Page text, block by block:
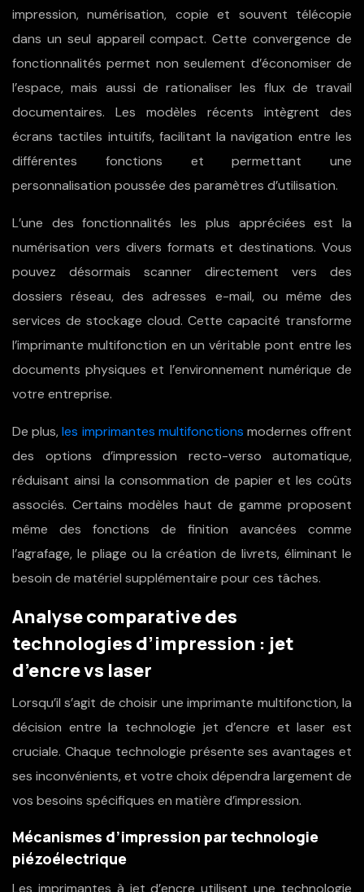
impression, numérisation, copie et souvent télécopie
dans un seul appareil compact. Cette convergence de
fonctionnalités permet non seulement d’économiser de
l’espace, mais aussi de rationaliser les flux de travail
documentaires. Les modèles récents intègrent des
écrans tactiles intuitifs, facilitant la navigation entre les
différentes fonctions et permettant une
personnalisation poussée des paramètres d’utilisation.
L’une des fonctionnalités les plus appréciées est la
numérisation vers divers formats et destinations. Vous
pouvez désormais scanner directement vers des
dossiers réseau, des adresses e-mail, ou même des
services de stockage cloud. Cette capacité transforme
l’imprimante multifonction en un véritable pont entre les
documents physiques et l’environnement numérique de
votre entreprise.
De plus,les imprimantes multifonctions modernes offrent
des options d’impression recto-verso automatique,
réduisant ainsi la consommation de papier et les coûts
associés. Certains modèles haut de gamme proposent
même des fonctions de finition avancées comme
l’agrafage, le pliage ou la création de livrets, éliminant le
besoin de matériel supplémentaire pour ces tâches.
Analyse comparative des
technologies d’impression : jet
d’encre vs laser
Lorsqu’il s’agit de choisir une imprimante multifonction, la
décision entre la technologie jet d’encre et laser est
cruciale. Chaque technologie présente ses avantages et
ses inconvénients, et votre choix dépendra largement de
vos besoins spécifiques en matière d’impression.
Mécanismes d’impression par technologie
piézoélectrique